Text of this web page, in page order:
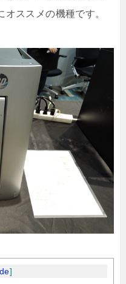
ススメの機種です。
]